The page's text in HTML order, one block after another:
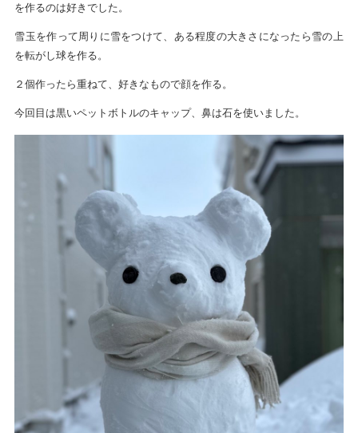
を作るのは好きでした。
雪玉を作って周りに雪をつけて、ある程度の大きさになったら雪の上
を転がし球を作る。
２個作ったら重ねて、好きなもので顔を作る。
今回目は黒いペットボトルのキャップ、鼻は石を使いました。